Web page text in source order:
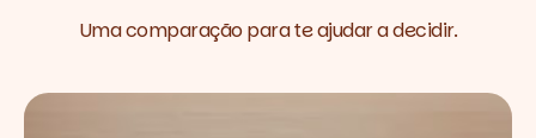
Uma comparação para te ajudar a decidir.